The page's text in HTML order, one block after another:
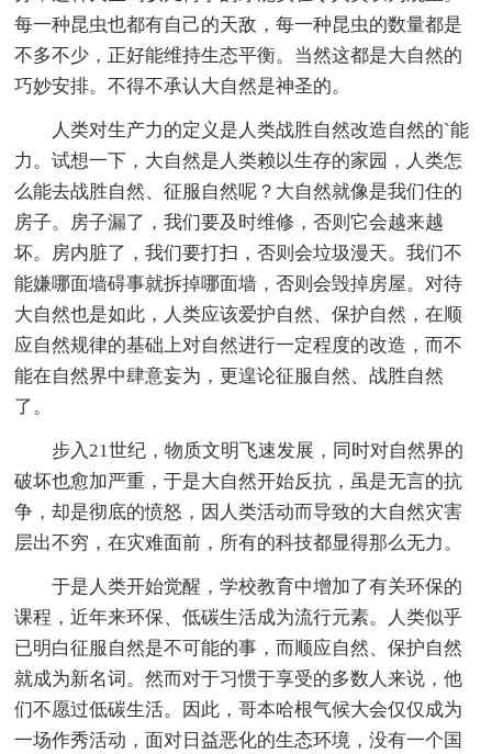
每一种昆虫也都有自己的天敌，每一种昆虫的数量都是
不多不少，正好能维持生态平衡。当然这都是大自然的
巧妙安排。不得不承认大自然是神圣的。
人类对生产力的定义是人类战胜自然改造自然的`能
力。试想一下，大自然是人类赖以生存的家园，人类怎
么能去战胜自然、征服自然呢？大自然就像是我们住的
房子。房子漏了，我们要及时维修，否则它会越来越
坏。房内脏了，我们要打扫，否则会垃圾漫天。我们不
能嫌哪面墙碍事就拆掉哪面墙，否则会毁掉房屋。对待
大自然也是如此，人类应该爱护自然、保护自然，在顺
应自然规律的基础上对自然进行一定程度的改造，而不
能在自然界中肆意妄为，更遑论征服自然、战胜自然
了。
步入21世纪，物质文明飞速发展，同时对自然界的
破坏也愈加严重，于是大自然开始反抗，虽是无言的抗
争，却是彻底的愤怒，因人类活动而导致的大自然灾害
层出不穷，在灾难面前，所有的科技都显得那么无力。
于是人类开始觉醒，学校教育中增加了有关环保的
课程，近年来环保、低碳生活成为流行元素。人类似乎
已明白征服自然是不可能的事，而顺应自然、保护自然
就成为新名词。然而对于习惯于享受的多数人来说，他
们不愿过低碳生活。因此，哥本哈根气候大会仅仅成为
一场作秀活动，面对日益恶化的生态环境，没有一个国